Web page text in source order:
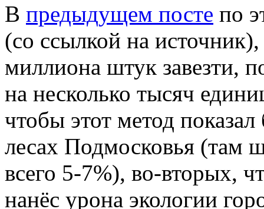
В предыдущем посте по
(со ссылкой на
миллиона штук завезти,
на несколько тысяч
чтобы этот метод
лесах Подмосковья (там
всего 5-7%), во-вторых,
нанёс урона экологии